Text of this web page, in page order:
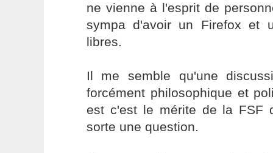
ne vienne à l'esprit de
sympa d'avoir un Firefox et
libres.
Il me semble qu'une
forcément philosophique et
est c'est le mérite de la FSF
sorte une question.